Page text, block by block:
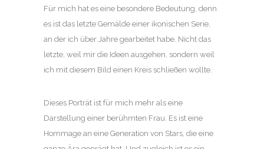
Für mich hat es eine besondere Bedeutung, denn
es ist das letzte Gemälde einer ikonischen Serie,
an der ich über Jahre gearbeitet habe. Nicht das
letzte, weil mir die Ideen ausgehen, sondern weil
ich mit diesem Bild einen Kreis schließen wollte.
Dieses Porträt ist für mich mehr als eine
Darstellung einer berühmten Frau. Es ist eine
Hommage an eine Generation von Stars, die eine